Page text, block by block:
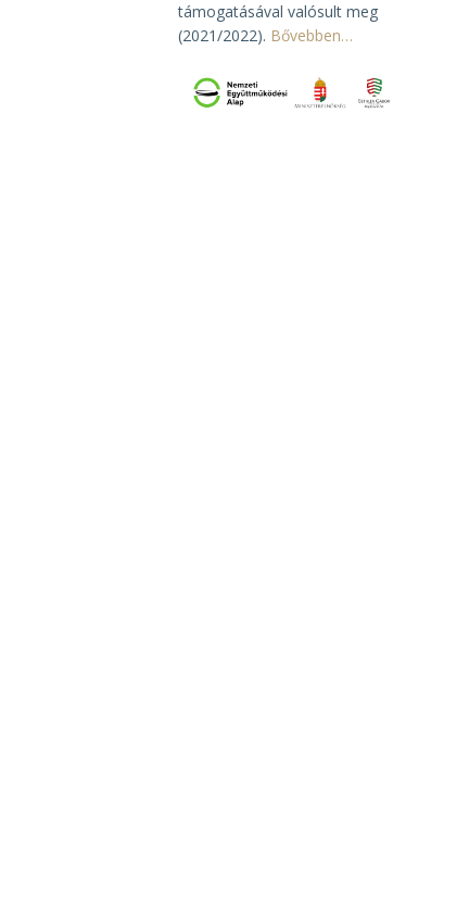
támogatásával valósult meg
(2021/2022). Bővebben…